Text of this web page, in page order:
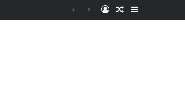
EntrarArtigo aleatório
Barra Lateral